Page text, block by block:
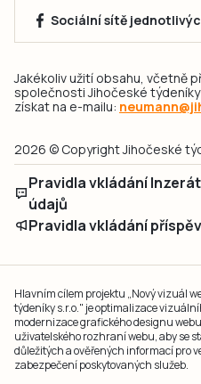
Sociální sítě
Jakékoliv užití obsahu, včetně
společnosti Jihočeské týdeníky
získat na e-mailu:
2026 © Copyright Jihočeské
Pravidla vkládání
údajů
Pravidla vkládání
Hlavním cílem projektu „Nový vizuál
týdeníky s.r.o." je optimalizace
modernizace grafického designu webu
uživatelského rozhraní webu, aby se
důležitých a ověřených informací pro
zabezpečení poskytovaných služeb.